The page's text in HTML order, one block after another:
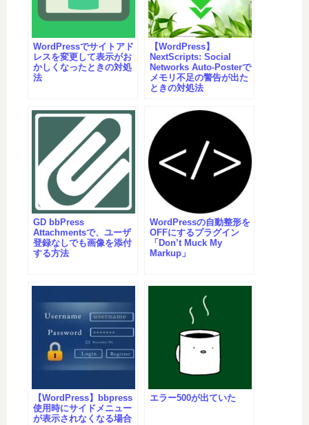
WordPressでサイトアド
レスを変更して表示がお
かしくなったときの対処
法
【WordPress】
NextScripts: Social
Networks Auto-Posterで
メモリ不足の警告が出た
ときの対処法
GD bbPress
Attachmentsで、ユーザ
登録なしでも画像を添付
する方法
WordPressの自動整形を
OFFにするプラグイン
「Don’t Muck My
Markup」
【WordPress】bbpress
使用時にサイドメニュー
が表示されなくなる場合
エラー500が出ていた